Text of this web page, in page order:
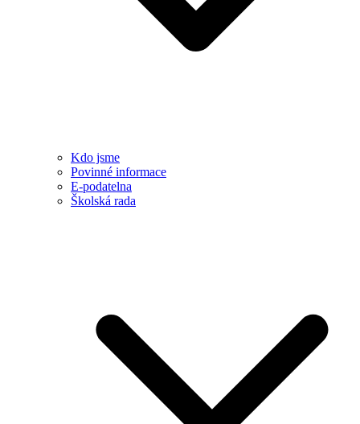
Kdo jsme
Povinné informace
E-podatelna
Školská rada